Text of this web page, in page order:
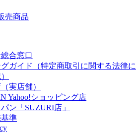
売商品
合窓口
ガイド（特定商取引に関する法律に
実店舗）
Yahoo!ショッピング店
ン「SUZURI店」
準